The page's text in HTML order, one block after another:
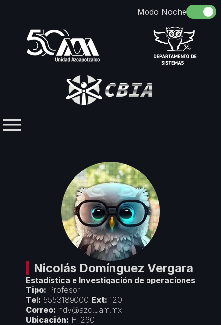
Identidad
Directorio
Contacto
Créditos
Objetivos y Estrategias
Licenciaturas / Posgrados
Grupos Temáticos
Espacios de Docencia
Investigación
Áreas Académicas
Espacios de Investigación
Seminarios y Congresos
Premios y Reconocimientos
Cursos de Actualización
Vinculación
Convenios con Empresas
Colaboración con Universidades
Proyectos Financiados
Servicios
Formatos Departamentales
Nicolás Domínguez Vergara
Estadística e Investigación de operaciones
Tipo: Profesor
Tel: 5553189000 Ext: 120
Correo: ndv@azc.uam.mx
Ubicación: H-260